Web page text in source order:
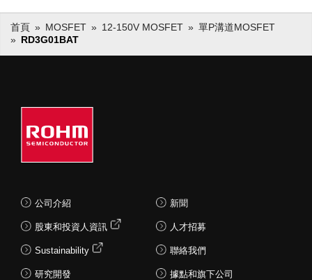
首頁 MOSFET 12-150V MOSFET
單P溝道MOSFET
RD3G01BAT
公司介紹
股東和投資人資訊
Sustainability
研究開發
新聞
人才招募
聯絡我們
據點和旗下公司